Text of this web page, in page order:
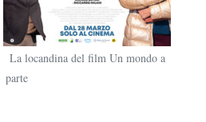
La locandina del film Un mondo a
parte